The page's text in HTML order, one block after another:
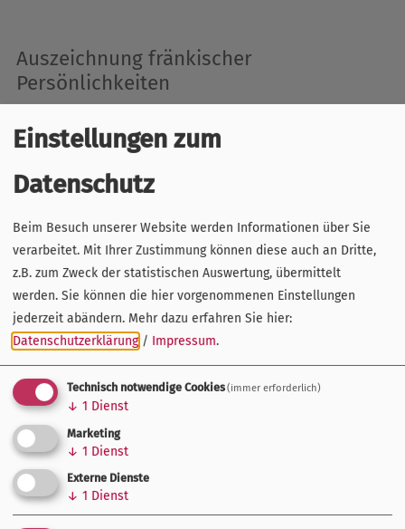
Auszeichnung fränkischer
Persönlichkeiten
Einstellungen zum
Datenschutz
Beim Besuch unserer Website werden Informationen über Sie
verarbeitet. Mit Ihrer Zustimmung können diese auch an Dritte,
z.B. zum Zweck der statistischen Auswertung, übermittelt
werden. Sie können die hier vorgenommenen Einstellungen
jederzeit abändern. Mehr dazu erfahren Sie hier:
Datenschutzerklärung / Impressum.
Technisch notwendige Cookies(immer erforderlich)
↓ 1 Dienst
Marketing
↓ 1 Dienst
Externe Dienste
↓ 1 Dienst